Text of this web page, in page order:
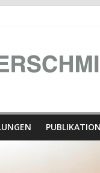
| in der